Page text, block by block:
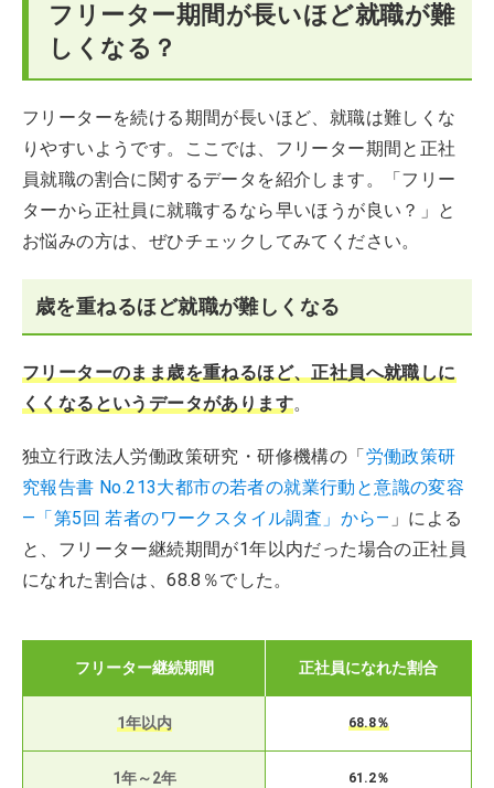
フリーター期間が長いほど就職が難
しくなる？
フリーターを続ける期間が長いほど、就職は難しくな
りやすいようです。ここでは、フリーター期間と正社
員就職の割合に関するデータを紹介します。「フリー
ターから正社員に就職するなら早いほうが良い？」と
お悩みの方は、ぜひチェックしてみてください。
歳を重ねるほど就職が難しくなる
フリーターのまま歳を重ねるほど、正社員へ就職しに
くくなるというデータがあります。
独立行政法人労働政策研究・研修機構の「労働政策研
究報告書 No.213大都市の若者の就業行動と意識の変容
―「第5回 若者のワークスタイル調査」から― 」による
と、フリーター継続期間が1年以内だった場合の正社員
になれた割合は、68.8％でした。
フリーター継続期間 正社員になれた割合
1年以内 68.8％
1年～2年 61.2％